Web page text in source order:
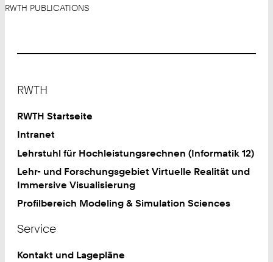
RWTH PUBLICATIONS
RWTH
RWTH Startseite
Intranet
Lehrstuhl für Hochleistungsrechnen (Informatik 12)
Lehr- und Forschungsgebiet Virtuelle Realität und
Immersive Visualisierung
Profilbereich Modeling & Simulation Sciences
Service
Kontakt und Lagepläne